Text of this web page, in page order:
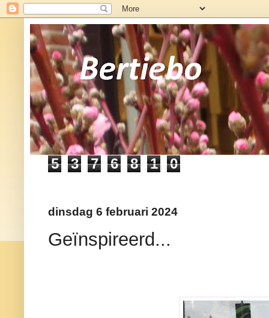
5 3 7 6 8 1 0
dinsdag 6 februari 2024
Geïnspireerd...